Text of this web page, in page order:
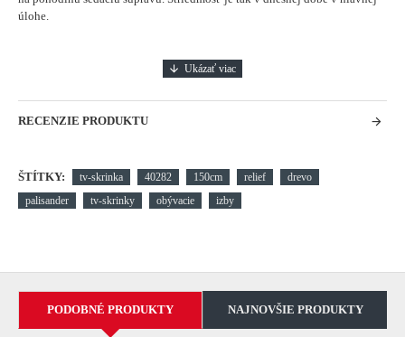
úlohe.
RECENZIE PRODUKTU
ŠTÍTKY: tv-skrinka 40282 150cm relief
drevo
palisander
tv-skrinky obývacie izby
PODOBNÉ PRODUKTY NAJNOVŠIE PRODUKTY